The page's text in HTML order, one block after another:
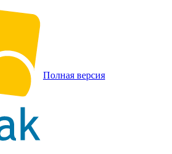
Полная версия